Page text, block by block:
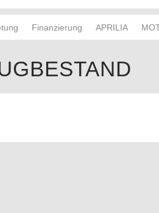
Finanzierung APRILIA